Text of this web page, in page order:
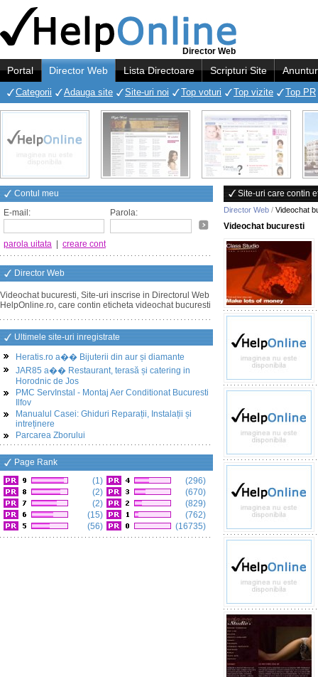
Director Web
Portal Director Web Lista Directoare Scripturi Site
Categorii Adauga site Site-uri noi Top voturi Top vizite Top PR
Contul meu
E-mail:
Parola:
parola uitata creare cont
Director Web
Videochat bucuresti, Site-uri inscrise in Directorul Web
HelpOnline.ro, care contin eticheta videochat bucuresti
Ultimele site-uri inregistrate
Heratis.ro a�� Bijuterii din aur și diamante
JAR85 a�� Restaurant, terasă și catering in
Horodnic de Jos
PMC ServInstal - Montaj Aer Conditionat Bucuresti
Ilfov
Manualul Casei: Ghiduri Reparații, Instalații și
intreținere
Parcarea Zborului
Page Rank
(1)
(2)
(2)
(15)
(56)
(296)
(670)
(829)
(762)
(16735)
Site-uri care contin
Director Web / Videochat
Videochat bucuresti